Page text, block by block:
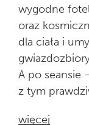
wygodne
oraz
dla ciała i
A po seansie
z tym
więcej